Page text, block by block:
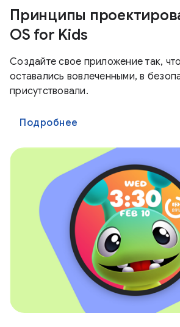
Принципы
OS for Kids
Создайте свое приложение так,
оставались вовлеченными, в
присутствовали.
Подробнее